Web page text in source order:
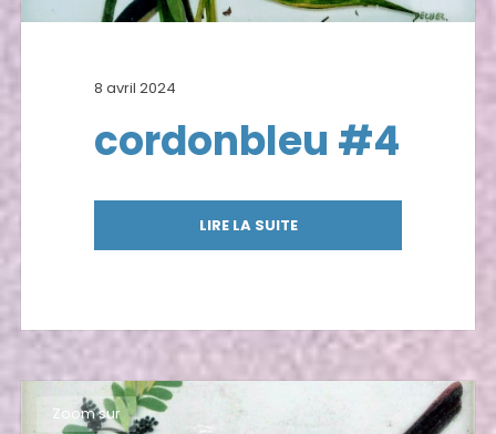
8 avril 2024
cordonbleu #4
LIRE LA SUITE
Zoom sur